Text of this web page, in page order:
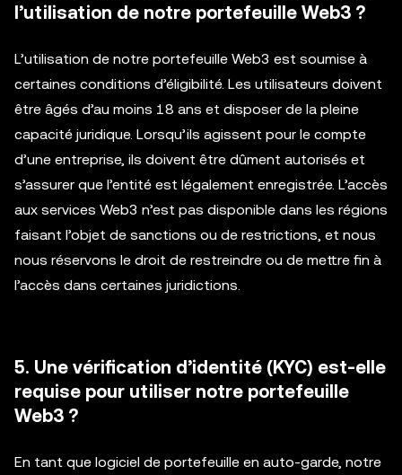
l’utilisation de notre portefeuille Web3 ?
L’utilisation de notre portefeuille Web3 est soumise à
certaines conditions d’éligibilité. Les utilisateurs doivent
être âgés d’au moins 18 ans et disposer de la pleine
capacité juridique. Lorsqu’ils agissent pour le compte
d’une entreprise, ils doivent être dûment autorisés et
s’assurer que l’entité est légalement enregistrée. L’accès
aux services Web3 n’est pas disponible dans les régions
faisant l’objet de sanctions ou de restrictions, et nous
nous réservons le droit de restreindre ou de mettre fin à
l’accès dans certaines juridictions.
5. Une vérification d’identité (KYC) est-elle
requise pour utiliser notre portefeuille
Web3 ?
En tant que logiciel de portefeuille en auto-garde, notre